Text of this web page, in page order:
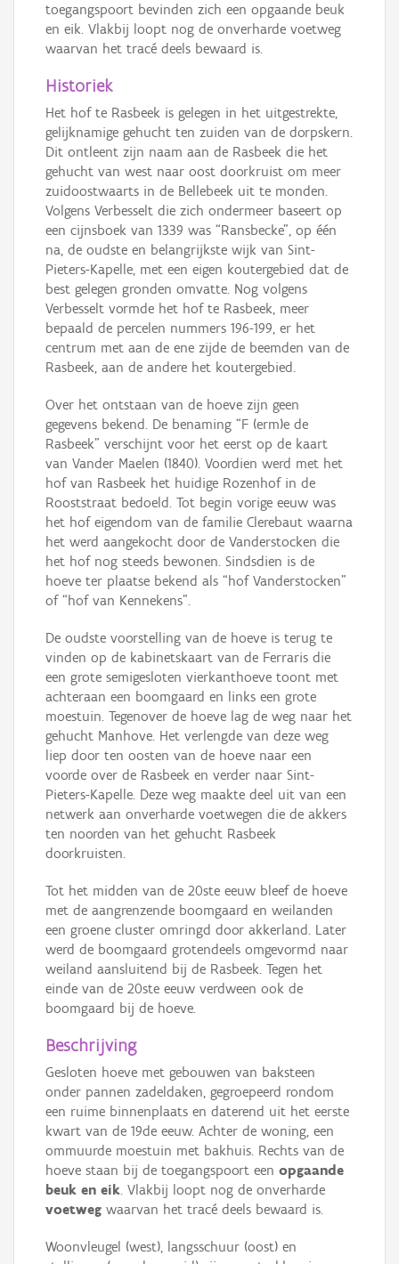
toegangspoort bevinden zich een opgaande beuk
en eik. Vlakbij loopt nog de onverharde voetweg
waarvan het tracé deels bewaard is.
Historiek
Het hof te Rasbeek is gelegen in het uitgestrekte,
gelijknamige gehucht ten zuiden van de dorpskern.
Dit ontleent zijn naam aan de Rasbeek die het
gehucht van west naar oost doorkruist om meer
zuidoostwaarts in de Bellebeek uit te monden.
Volgens Verbesselt die zich ondermeer baseert op
een cijnsboek van 1339 was “Ransbecke”, op één
na, de oudste en belangrijkste wijk van Sint-
Pieters-Kapelle, met een eigen koutergebied dat de
best gelegen gronden omvatte. Nog volgens
Verbesselt vormde het hof te Rasbeek, meer
bepaald de percelen nummers 196-199, er het
centrum met aan de ene zijde de beemden van de
Rasbeek, aan de andere het koutergebied.
Over het ontstaan van de hoeve zijn geen
gegevens bekend. De benaming “F (erm)e de
Rasbeek” verschijnt voor het eerst op de kaart
van Vander Maelen (1840). Voordien werd met het
hof van Rasbeek het huidige Rozenhof in de
Rooststraat bedoeld. Tot begin vorige eeuw was
het hof eigendom van de familie Clerebaut waarna
het werd aangekocht door de Vanderstocken die
het hof nog steeds bewonen. Sindsdien is de
hoeve ter plaatse bekend als “hof Vanderstocken”
of “hof van Kennekens”.
De oudste voorstelling van de hoeve is terug te
vinden op de kabinetskaart van de Ferraris die
een grote semigesloten vierkanthoeve toont met
achteraan een boomgaard en links een grote
moestuin. Tegenover de hoeve lag de weg naar het
gehucht Manhove. Het verlengde van deze weg
liep door ten oosten van de hoeve naar een
voorde over de Rasbeek en verder naar Sint-
Pieters-Kapelle. Deze weg maakte deel uit van een
netwerk aan onverharde voetwegen die de akkers
ten noorden van het gehucht Rasbeek
doorkruisten.
Tot het midden van de 20ste eeuw bleef de hoeve
met de aangrenzende boomgaard en weilanden
een groene cluster omringd door akkerland. Later
werd de boomgaard grotendeels omgevormd naar
weiland aansluitend bij de Rasbeek. Tegen het
einde van de 20ste eeuw verdween ook de
boomgaard bij de hoeve.
Beschrijving
Gesloten hoeve met gebouwen van baksteen
onder pannen zadeldaken, gegroepeerd rondom
een ruime binnenplaats en daterend uit het eerste
kwart van de 19de eeuw. Achter de woning, een
ommuurde moestuin met bakhuis. Rechts van de
hoeve staan bij de toegangspoort een opgaande
beuk en eik. Vlakbij loopt nog de onverharde
voetweg waarvan het tracé deels bewaard is.
Woonvleugel (west), langsschuur (oost) en